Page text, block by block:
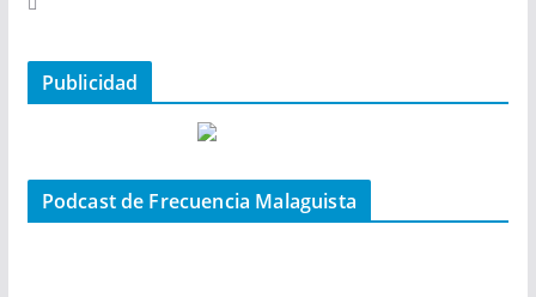
Publicidad
Podcast de Frecuencia Malaguista